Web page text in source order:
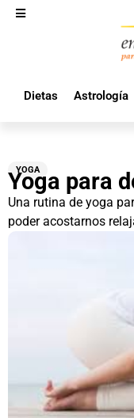
Dietas Astrología
YOGA
Yoga para
Una rutina de yoga
poder acostarnos